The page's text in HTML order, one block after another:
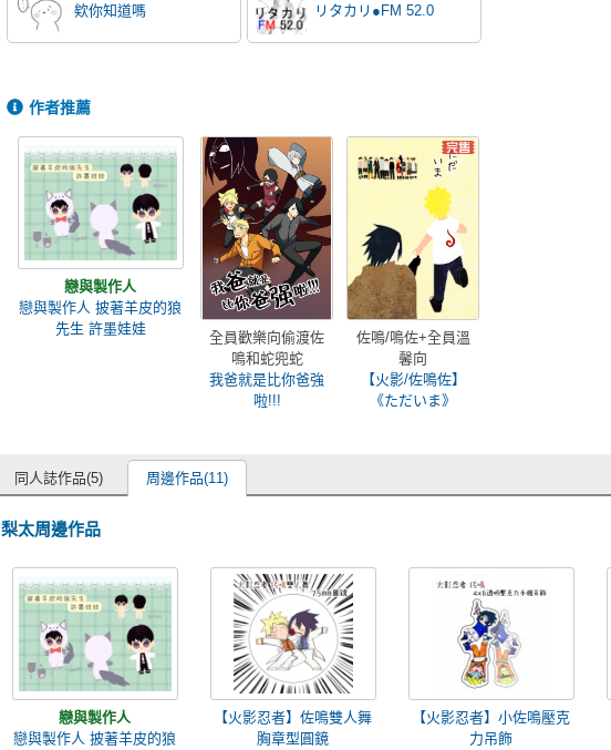
欸你知道嗎 リタカリ●FM 52.0
作者推薦
戀與製作人
戀與製作人 披著羊皮的狼
先生 許墨娃娃
全員歡樂向偷渡佐
鳴和蛇兜蛇
我爸就是比你爸強
啦!!!
佐鳴/鳴佐+全員溫
馨向
【火影/佐鳴佐】
《ただいま》
同人誌作品(5) 周邊作品(11)
梨太周邊作品
戀與製作人
戀與製作人 披著羊皮的狼
【火影忍者】佐鳴雙人舞
胸章型圓鏡
【火影忍者】小佐鳴壓克
力吊飾